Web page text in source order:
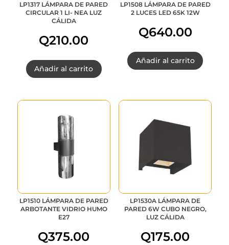
LP1317 LÁMPARA DE PARED
CIRCULAR 1 LI- NEA LUZ
CÁLIDA
Q210.00
Añadir al carrito
LP1508 LÁMPARA DE PARED
2 LUCES LED 65K 12W
Q640.00
Añadir al carrito
LP1510 LÁMPARA DE PARED
ARBOTANTE VIDRIO HUMO
E27
Q375.00
LP1530A LÁMPARA DE
PARED 6W CUBO NEGRO,
LUZ CÁLIDA
Q175.00